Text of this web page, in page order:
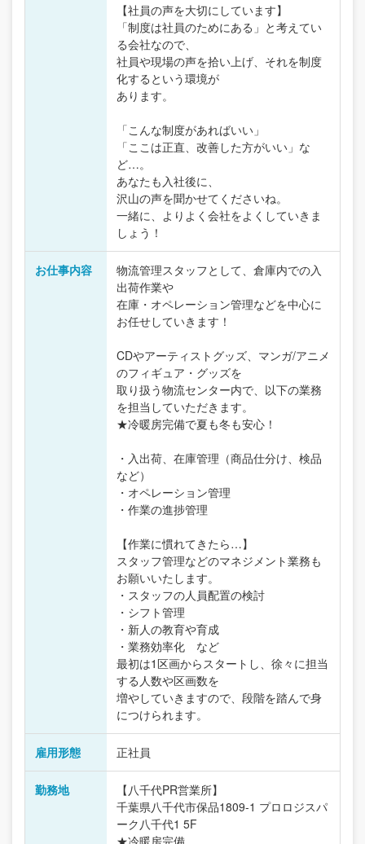
【社員の声を大切にしています】
「制度は社員のためにある」と考えてい
る会社なので、
社員や現場の声を拾い上げ、それを制度
化するという環境が
あります。
「こんな制度があればいい」
「ここは正直、改善した方がいい」な
ど…。
あなたも入社後に、
沢山の声を聞かせてくださいね。
一緒に、よりよく会社をよくしていきま
しょう！
お仕事内容
物流管理スタッフとして、倉庫内での入
出荷作業や
在庫・オペレーション管理などを中心に
お任せしていきます！
CDやアーティストグッズ、マンガ/アニメ
のフィギュア・グッズを
取り扱う物流センター内で、以下の業務
を担当していただきます。
★冷暖房完備で夏も冬も安心！
・入出荷、在庫管理（商品仕分け、検品
など）
・オペレーション管理
・作業の進捗管理
【作業に慣れてきたら…】
スタッフ管理などのマネジメント業務も
お願いいたします。
・スタッフの人員配置の検討
・シフト管理
・新人の教育や育成
・業務効率化 など
最初は1区画からスタートし、徐々に担当
する人数や区画数を
増やしていきますので、段階を踏んで身
につけられます。
雇用形態 正社員
勤務地
【八千代PR営業所】
千葉県八千代市保品1809-1 プロロジスパ
ーク八千代1 5F
★冷暖房完備